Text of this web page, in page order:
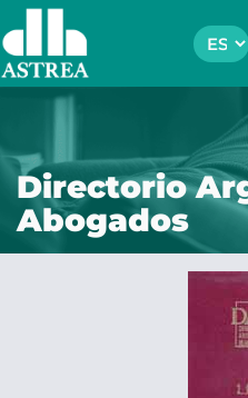
Directorio
Abogados